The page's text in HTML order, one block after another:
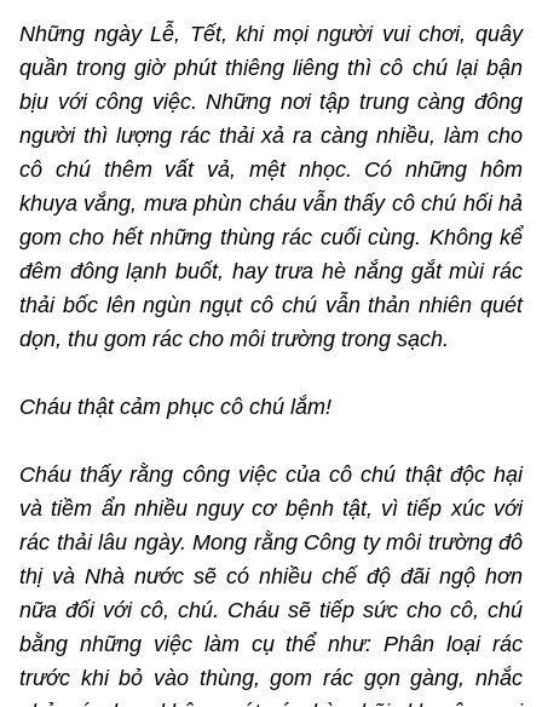
Những ngày Lễ, Tết, khi mọi người vui chơi, quây
quần trong giờ phút thiêng liêng thì cô chú lại bận
bịu với công việc. Những nơi tập trung càng đông
người thì lượng rác thải xả ra càng nhiều, làm cho
cô chú thêm vất vả, mệt nhọc. Có những hôm
khuya vắng, mưa phùn cháu vẫn thấy cô chú hối hả
gom cho hết những thùng rác cuối cùng. Không kể
đêm đông lạnh buốt, hay trưa hè nắng gắt mùi rác
thải bốc lên ngùn ngụt cô chú vẫn thản nhiên quét
dọn, thu gom rác cho môi trường trong sạch.
Cháu thật cảm phục cô chú lắm!
Cháu thấy rằng công việc của cô chú thật độc hại
và tiềm ẩn nhiều nguy cơ bệnh tật, vì tiếp xúc với
rác thải lâu ngày. Mong rằng Công ty môi trường đô
thị và Nhà nước sẽ có nhiều chế độ đãi ngộ hơn
nữa đối với cô, chú. Cháu sẽ tiếp sức cho cô, chú
bằng những việc làm cụ thể như: Phân loại rác
trước khi bỏ vào thùng, gom rác gọn gàng, nhắc